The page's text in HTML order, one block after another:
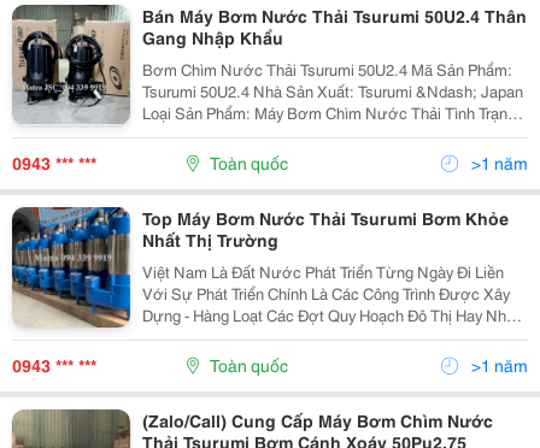
Bán Máy Bơm Nước Thải Tsurumi 50U2.4 Thân
Gang Nhập Khẩu
Bơm Chìm Nước Thải Tsurumi 50U2.4 Mã Sản Phẩm:
Tsurumi 50U2.4 Nhà Sản Xuất: Tsurumi &Ndash; Japan
Loại Sản Phẩm: Máy Bơm Chìm Nước Thải Tình Trạng:
Còn Hàng Bảo Hành: 12 Tháng Hotline: 094 339 9919
Bơm Nước Thải Tsurumi Cánh Xoáy Nhập...
0943 *** *** Toàn quốc >1 năm
Top Máy Bơm Nước Thải Tsurumi Bơm Khỏe
Nhất Thị Trường
Việt Nam Là Đất Nước Phát Triển Từng Ngày Đi Liền
Với Sự Phát Triển Chính Là Các Công Trình Được Xây
Dựng - Hàng Loạt Các Đợt Quy Hoạch Đô Thị Hay Nhà
Ở , Xây Dựng Cầu Đường Diễn Ra Liên Tục . Chính Vì
Thế Việc Xây Dựng Các Trạm Xử Lý Nước Thải -...
0943 *** *** Toàn quốc >1 năm
(Zalo/Call) Cung Cấp Máy Bơm Chìm Nước
Thải Tsurumi Bơm Cánh Xoáy 50Pu2.75